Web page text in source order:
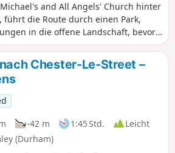
and All Angels' Church hinter
führt die Route durch einen Park,
in die offene Landschaft, bevor
und am Floater's Mill Pub
Chester-Le-Street –
-42 m 1:45 Std.
Leicht
(Durham)